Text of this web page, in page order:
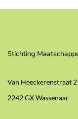
Stichting
Van Heeckerenstraat 2
2242 GX Wassenaar